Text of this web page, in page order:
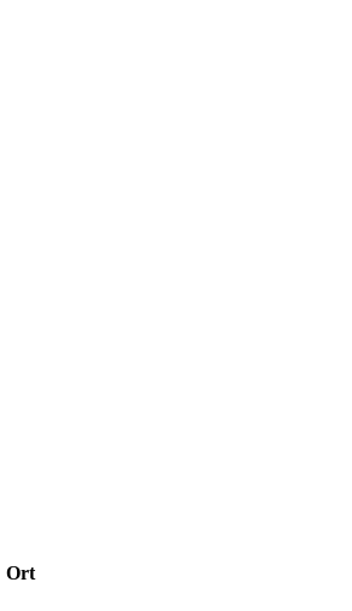
Ort